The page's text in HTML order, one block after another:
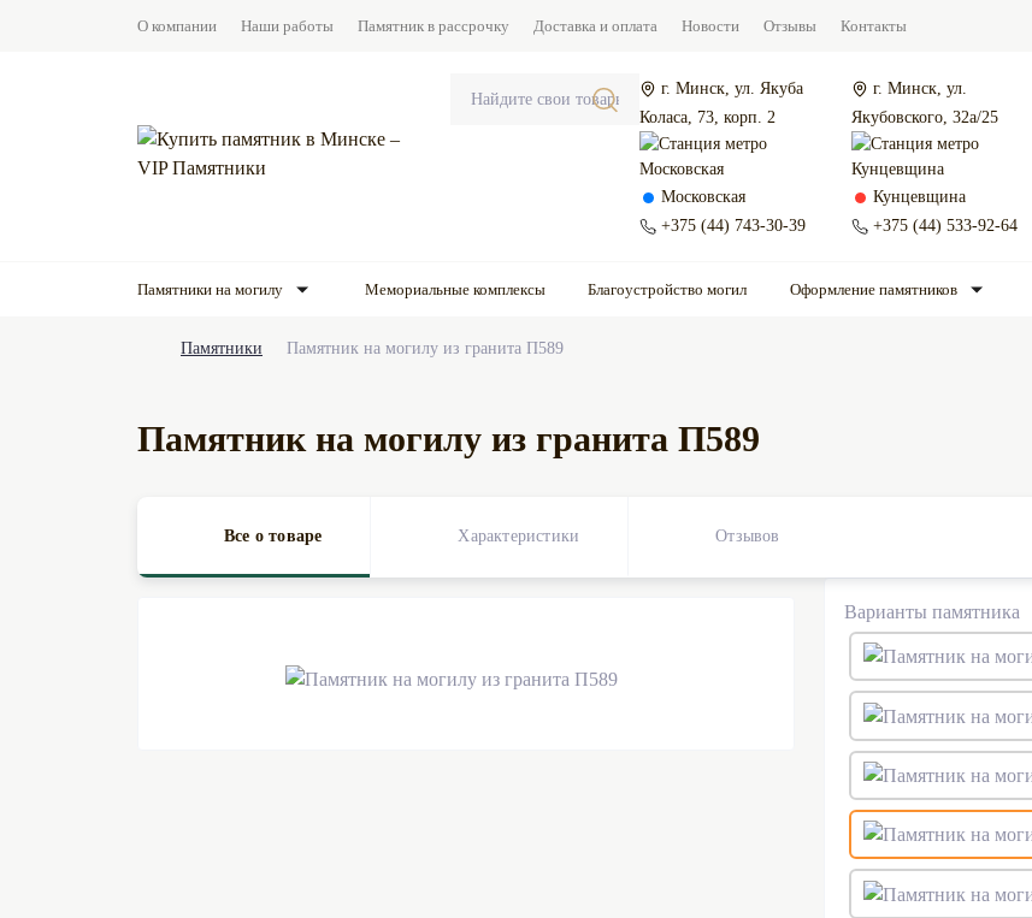
О компании Наши работы Памятник в рассрочку Доставка и оплата Новости Отзывы Контакты
г. Минск, ул. Якуба
Коласа, 73, корп. 2
Московская
+375 (44) 743-30-39
г. Минск, ул.
Якубовского, 32а/25
Кунцевщина
+375 (44) 533-92-64
Памятники на могилу Мемориальные комплексы Благоустройство могил Оформление памятников
Памятники Памятник на могилу из гранита П589
Памятник на могилу из гранита П589
Все о товаре Характеристики Отзывов
Варианты памятника